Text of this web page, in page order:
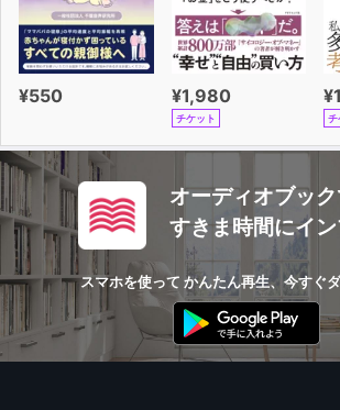
意味拡大モデル J・K・ローリングの超
虚構現実往復モデル 阿川佐和子の声掛
過剰造語モデル 宮藤官九郎の激化力
一文はずしモデル よしもとばななの意
二人称語りかけモデル 山田ズーニーの一
余韻増幅モデル 岡本かの子の言い残し力
違和感モデル ナンシー関の警告力
白い肌雪の肌モデル ビジネス書の隠喩力
緊張と緩和モデル 又吉直樹のかぶせ力
¥550 ¥1,980
チケット チ
オーディオブッ
すきま時間にイ
スマホを使って かんたん再生、今すぐ